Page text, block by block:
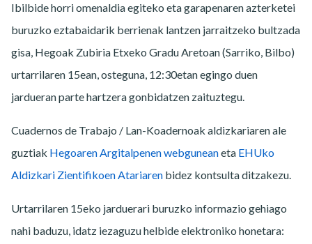
Ibilbide horri omenaldia egiteko eta garapenaren azterketei
buruzko eztabaidarik berrienak lantzen jarraitzeko bultzada
gisa, Hegoak Zubiria Etxeko Gradu Aretoan (Sarriko, Bilbo)
urtarrilaren 15ean, osteguna, 12:30etan egingo duen
jardueran parte hartzera gonbidatzen zaituztegu.
Cuadernos de Trabajo / Lan-Koadernoak aldizkariaren ale
guztiak Hegoaren Argitalpenen webguneaneta EHUko
Aldizkari Zientifikoen Atariaren bidez kontsulta ditzakezu.
Urtarrilaren 15eko jarduerari buruzko informazio gehiago
nahi baduzu, idatz iezaguzu helbide elektroniko honetara: